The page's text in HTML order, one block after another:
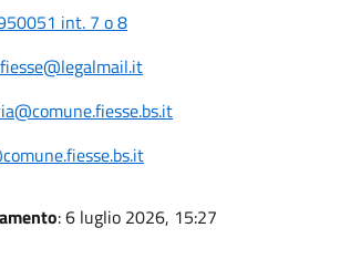
int. 7 o 8
: 6 luglio 2026, 15:27